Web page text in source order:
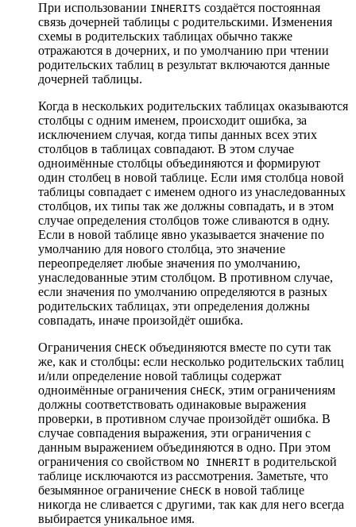
При использовании INHERITS создаётся постоянная
связь дочерней таблицы с родительскими. Изменения
схемы в родительских таблицах обычно также
отражаются в дочерних, и по умолчанию при чтении
родительских таблиц в результат включаются данные
дочерней таблицы.
Когда в нескольких родительских таблицах оказываются
столбцы с одним именем, происходит ошибка, за
исключением случая, когда типы данных всех этих
столбцов в таблицах совпадают. В этом случае
одноимённые столбцы объединяются и формируют
один столбец в новой таблице. Если имя столбца новой
таблицы совпадает с именем одного из унаследованных
столбцов, их типы так же должны совпадать, и в этом
случае определения столбцов тоже сливаются в одну.
Если в новой таблице явно указывается значение по
умолчанию для нового столбца, это значение
переопределяет любые значения по умолчанию,
унаследованные этим столбцом. В противном случае,
если значения по умолчанию определяются в разных
родительских таблицах, эти определения должны
совпадать, иначе произойдёт ошибка.
Ограничения CHECK объединяются вместе по сути так
же, как и столбцы: если несколько родительских таблиц
и/или определение новой таблицы содержат
одноимённые ограничения CHECK, этим ограничениям
должны соответствовать одинаковые выражения
проверки, в противном случае произойдёт ошибка. В
случае совпадения выражения, эти ограничения с
данным выражением объединяются в одно. При этом
ограничения со свойством NO INHERIT в родительской
таблице исключаются из рассмотрения. Заметьте, что
безымянное ограничение CHECK в новой таблице
никогда не сливается с другими, так как для него всегда
выбирается уникальное имя.